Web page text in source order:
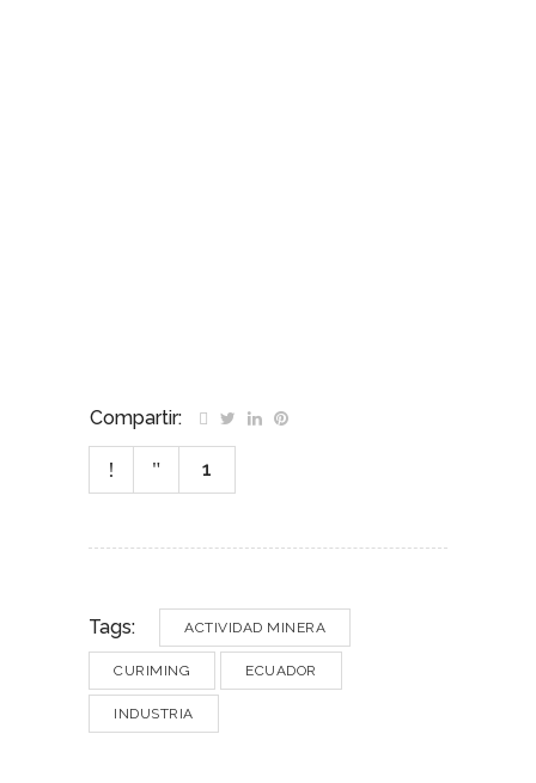
Compartir:
1
Tags: ACTIVIDAD MINERA
CURIMING ECUADOR
INDUSTRIA